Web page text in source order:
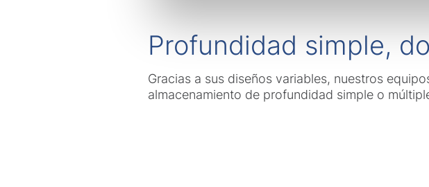
Profundidad simple,
Gracias a sus diseños variables, nuestros
almacenamiento de profundidad simple o